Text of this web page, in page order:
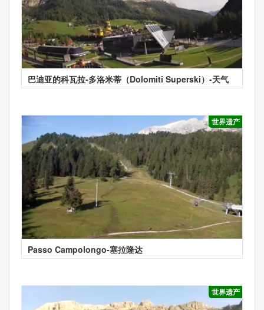
巴迪亚的科瓦拉-多洛米蒂（Dolomiti Superski）-天气
世界遗产
Passo Campolongo-塞拉隆达
世界遗产